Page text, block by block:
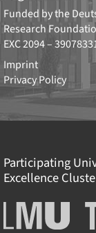
Funded by the
Research
EXC 2094 –
Imprint
Privacy Policy
Participating
Excellence
Ludwig-
Maximilians-